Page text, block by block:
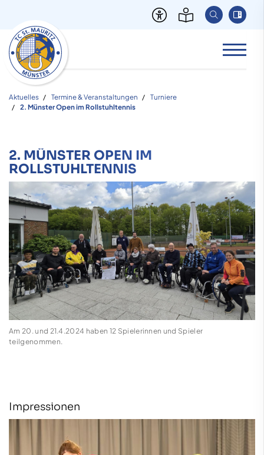
Aktuelles Termine & Veranstaltungen
Turniere
2. Münster Open im Rollstuhltennis
2. MÜNSTER OPEN IM
ROLLSTUHLTENNIS
Am 20. und 21.4.2024 haben 12 Spielerinnen und Spieler
teilgenommen.
Impressionen